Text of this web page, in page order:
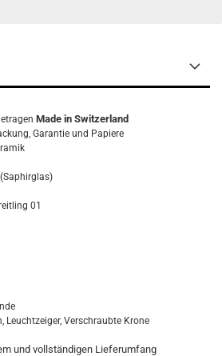
Made in Switzerland
Garantie und Papiere
01
Leuchtzeiger, Verschraubte Krone
und vollständigen Lieferumfang